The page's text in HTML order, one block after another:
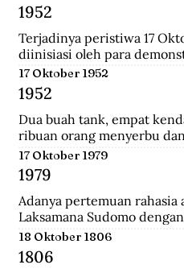
1952
Terjadinya peristiwa 17
diinisiasi oleh para
Parlemen Indonesia akibat
memburuk di Indonesia.
17 Oktober 1952
1952
Dua buah tank, empat
ribuan orang menyerbu
Istana Merdeka, kediaman
berkerumun dan menggelar
bertuliskan "Bubarkan
17 Oktober 1979
1979
Adanya pertemuan
Laksamana Sudomo
pertemuan ini mengecam
berpihak pada penguasa
18 Oktober 1806
1806